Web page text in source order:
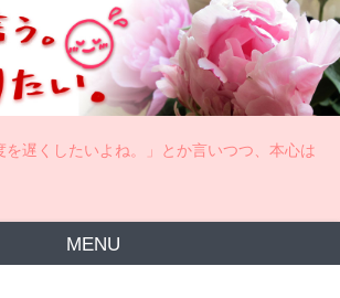
を遅くしたいよね。」とか言いつつ、本心は
MENU